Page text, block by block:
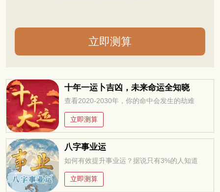
十年一运卜吉凶，未来命运全知晓
查看2020-2030年，你的命中会发生的劫难
立即测算
八字事业运
如何有效提升事业运？据说只有3%的人知道
立即测算